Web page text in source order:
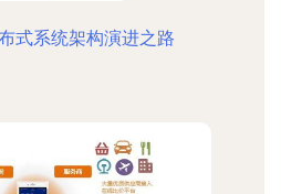
式系统架构演进之路